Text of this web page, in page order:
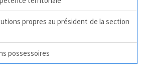
propres au président de la section
possessoires